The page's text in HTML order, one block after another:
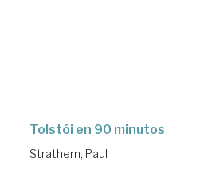
Tolstói en 90 minutos
Strathern, Paul